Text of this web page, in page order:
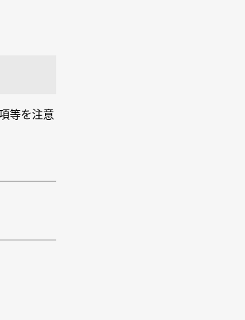
等を注意